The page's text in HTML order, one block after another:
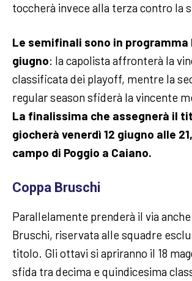
toccherà invece alla terza contro la
Le semifinali sono in programma
giugno: la capolista affronterà la
classificata dei playoff, mentre la
regular season sfiderà la vincente
La finalissima che assegnerà il
giocherà venerdì 12 giugno alle
campo di Poggio a Caiano.
Coppa Bruschi
Parallelamente prenderà il via anche
Bruschi, riservata alle squadre
titolo. Gli ottavi si apriranno il 18
sfida tra decima e quindicesima